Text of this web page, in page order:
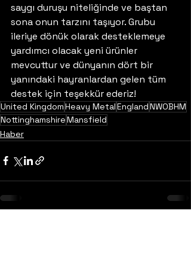
saygı duruşu niteliğinde ve baştan
sona onun tarzını taşıyor. Grubu
ileriye dönük olarak desteklemeye
yardımcı olacak yeni ürünler
mevcuttur ve dünyanın dört bir
yanındaki hayranlardan gelen tüm
destek için teşekkür ederiz!
United KingdomHeavy MetalEnglandNWOBHM
NottinghamshireMansfield
Haber